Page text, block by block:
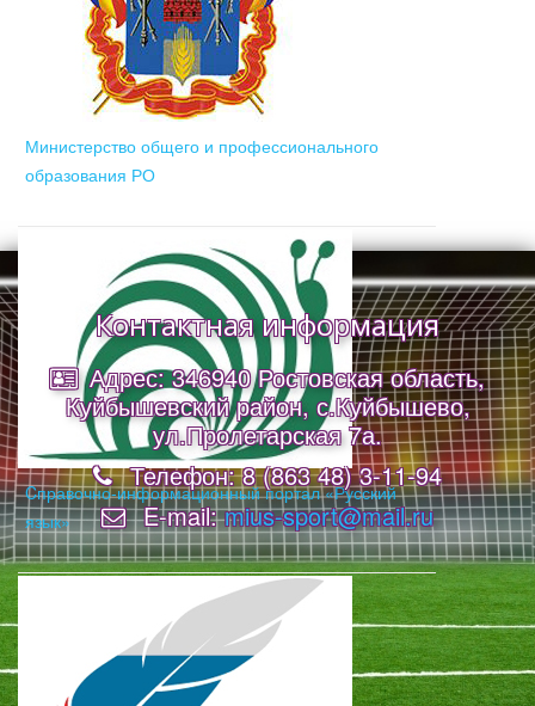
Министерство общего и профессионального
образования РО
Cправочно-информационный портал «Русский
язык»
Контактная информация
Адрес: 346940 Ростовская область,
Куйбышевский район, с.Куйбышево,
ул.Пролетарская 7а.
Телефон: 8 (863 48) 3-11-94
E-mail:mius-sport@mail.ru